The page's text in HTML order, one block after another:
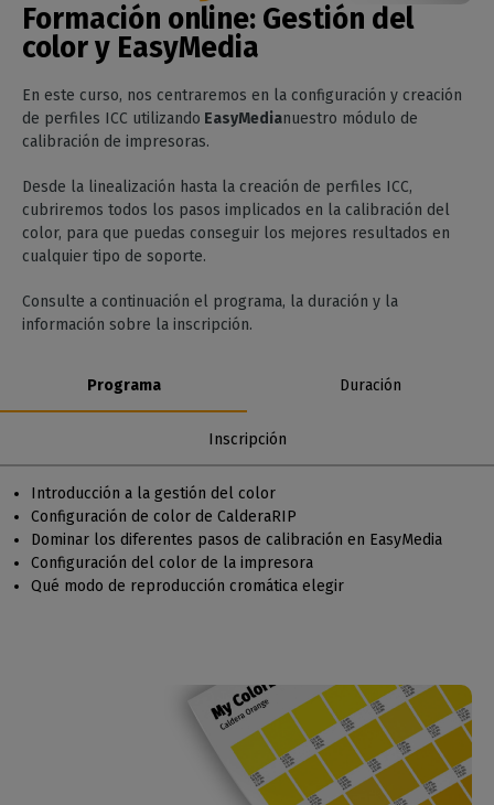
Formación online: Gestión del
color y EasyMedia
En este curso, nos centraremos en la configuración y creación
de perfiles ICC utilizando EasyMedianuestro módulo de
calibración de impresoras.
Desde la linealización hasta la creación de perfiles ICC,
cubriremos todos los pasos implicados en la calibración del
color, para que puedas conseguir los mejores resultados en
cualquier tipo de soporte.
Consulte a continuación el programa, la duración y la
información sobre la inscripción.
Programa Duración
Inscripción
Introducción a la gestión del color
Configuración de color de CalderaRIP
Dominar los diferentes pasos de calibración en EasyMedia
Configuración del color de la impresora
Qué modo de reproducción cromática elegir